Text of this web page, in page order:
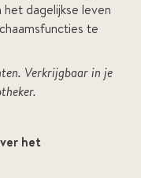
dagelijkse leven
te
Verkrijgbaar in je
het